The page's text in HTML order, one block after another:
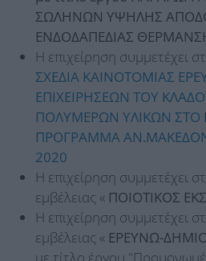
ΣΩΛΗΝΩΝ ΥΨΗΛΗΣ
ΕΝΔΟΔΑΠΕΔΙΑΣ
Η επιχείρηση συμμετέχει
ΣΧΕΔΙΑ ΚΑΙΝΟΤΟΜΙΑΣ
ΕΠΙΧΕΙΡΗΣΕΩΝ ΤΟΥ
ΠΟΛΥΜΕΡΩΝ ΥΛΙΚΩΝ ΣΤΟ
ΠΡΟΓΡΑΜΜΑ
2020
Η επιχείρηση συμμετέχει
εμβέλειας « ΠΟΙΟΤΙΚΟΣ
Η επιχείρηση συμμετέχει
εμβέλειας « ΕΡΕΥΝΩ-